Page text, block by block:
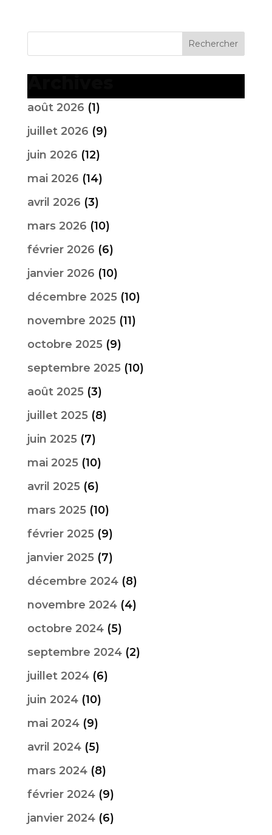
Archives
août 2026 (1)
juillet 2026 (9)
juin 2026 (12)
mai 2026 (14)
avril 2026 (3)
mars 2026 (10)
février 2026 (6)
janvier 2026 (10)
décembre 2025(10)
novembre 2025(11)
octobre 2025(9)
septembre 2025(10)
août 2025(3)
juillet 2025(8)
juin 2025(7)
mai 2025(10)
avril 2025(6)
mars 2025(10)
février 2025(9)
janvier 2025(7)
décembre 2024(8)
novembre 2024(4)
octobre 2024(5)
septembre 2024(2)
juillet 2024(6)
juin 2024(10)
mai 2024(9)
avril 2024(5)
mars 2024(8)
février 2024(9)
janvier 2024(6)